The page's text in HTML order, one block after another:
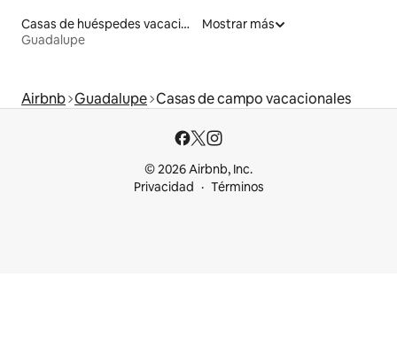
Casas de huéspedes vacacionales
Guadalupe
Mostrar más
Airbnb Guadalupe Casas de campo vacacionales
© 2026 Airbnb, Inc.
Privacidad
Términos